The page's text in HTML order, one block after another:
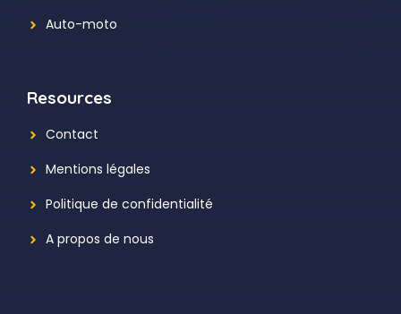
Auto-moto
Resources
Contact
Mentions légales
Politique de confidentialité
A propos de nous